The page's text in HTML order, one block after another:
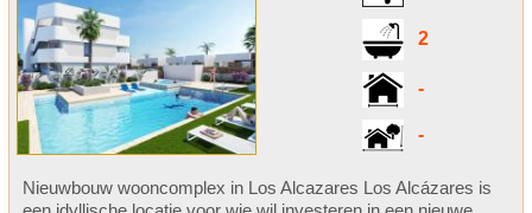
2
-
-
Nieuwbouw wooncomplex in Los Alcazares Los Alcázares is